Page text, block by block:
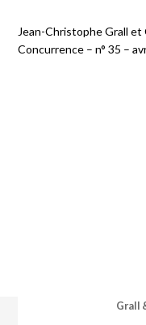
Jean-Christophe Grall et
Concurrence – n° 35 –
Grall